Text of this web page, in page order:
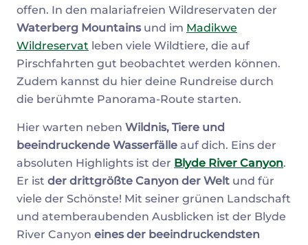
offen. In den malariafreien Wildreservaten der
Waterberg Mountainsund im Madikwe
Wildreservat leben viele Wildtiere, die auf
Pirschfahrten gut beobachtet werden können.
Zudem kannst du hier deine Rundreise durch
die berühmte Panorama-Route starten.
Hier warten neben Wildnis, Tiere und
beeindruckende Wasserfälle auf dich. Eins der
absoluten Highlights ist der Blyde River Canyon.
Er ist der drittgrößte Canyon der Welt und für
viele der Schönste! Mit seiner grünen Landschaft
und atemberaubenden Ausblicken ist der Blyde
River Canyon eines der beeindruckendsten